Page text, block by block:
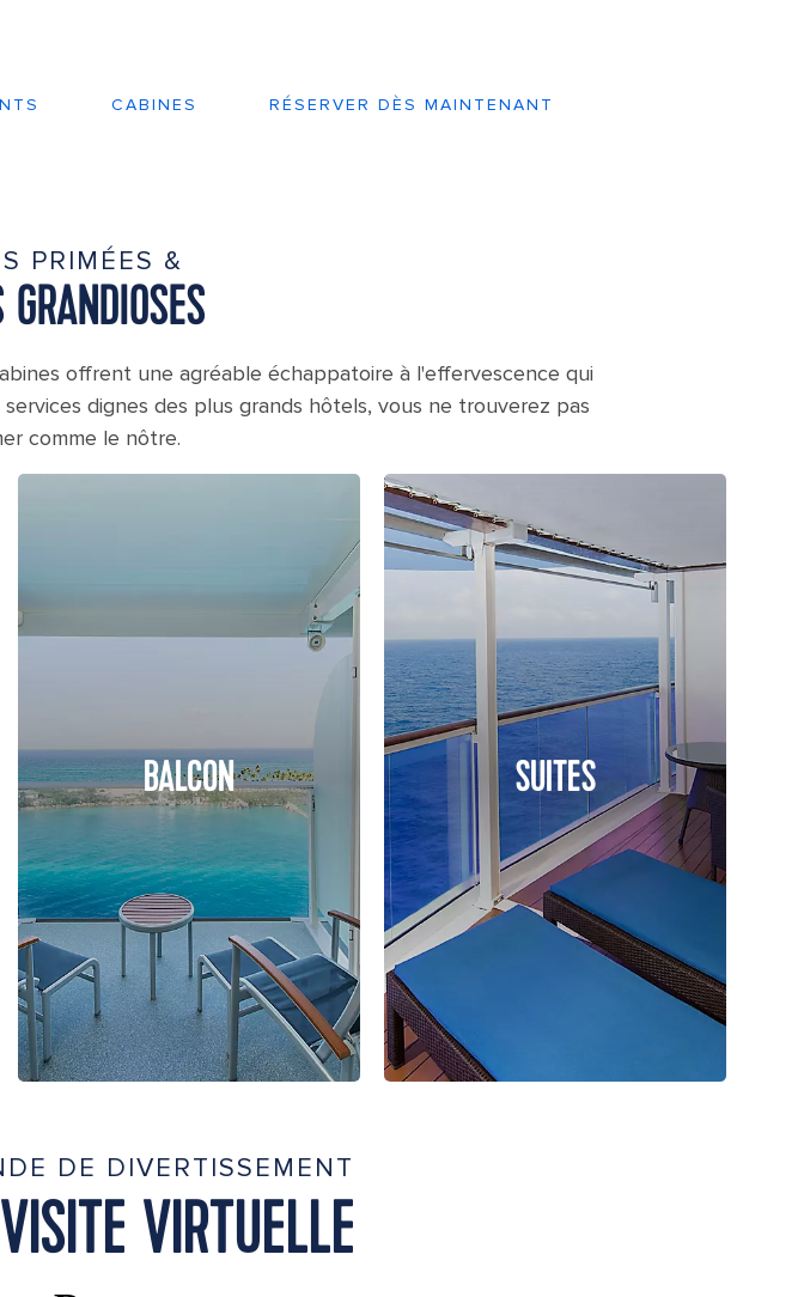
CABINES RÉSERVER DÈS MAINTENANT
PRIMÉES &
offrent une agréable échappatoire à l'effervescence qui
dignes des plus grands hôtels, vous ne trouverez pas
comme le nôtre.
BALCON SUITES
DE DIVERTISSEMENT
VIRTUELLE